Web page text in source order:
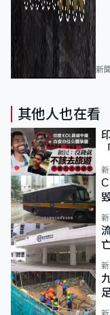
新
其他人也在看